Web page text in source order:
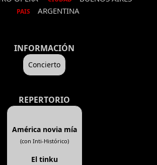
PAIS ARGENTINA
INFORMACIÓN
Concierto
REPERTORIO
América novia mía
(con Inti-Histórico)
El tinku